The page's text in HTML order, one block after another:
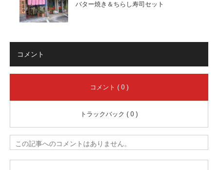
バター焼き＆ちらし寿司セット
コメント
コメント ( 0 )
トラックバック ( 0 )
この記事へのコメントはありません。